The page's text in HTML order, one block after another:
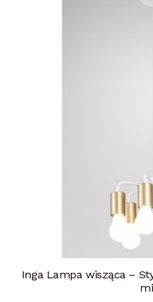
Inga Lampa wisząca –